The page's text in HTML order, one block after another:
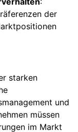
der
starken
und
müssen
im Markt